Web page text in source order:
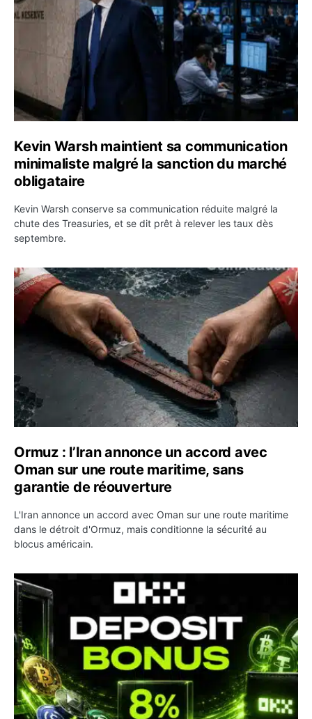
Kevin Warsh maintient sa communication
minimaliste malgré la sanction du marché
obligataire
Kevin Warsh conserve sa communication réduite malgré la
chute des Treasuries, et se dit prêt à relever les taux dès
septembre.
Ormuz : l’Iran annonce un accord avec Oman sur une
Ormuz : l’Iran annonce un accord avec
Oman sur une route maritime, sans
garantie de réouverture
L'Iran annonce un accord avec Oman sur une route maritime
dans le détroit d'Ormuz, mais conditionne la sécurité au
blocus américain.
OKX relance une campagne Deposit Bonus : jusqu’à 5